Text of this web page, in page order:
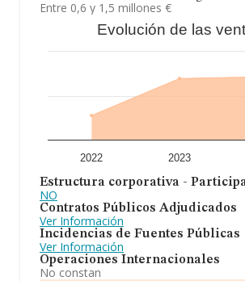
Entre 0,6 y 1,5 millones €
Evolución de las
2022 2023
Estructura corporativa -
NO
Contratos Públicos Adjudicados
Ver Información
Incidencias de Fuentes Públicas
Ver Información
Operaciones Internacionales
No constan